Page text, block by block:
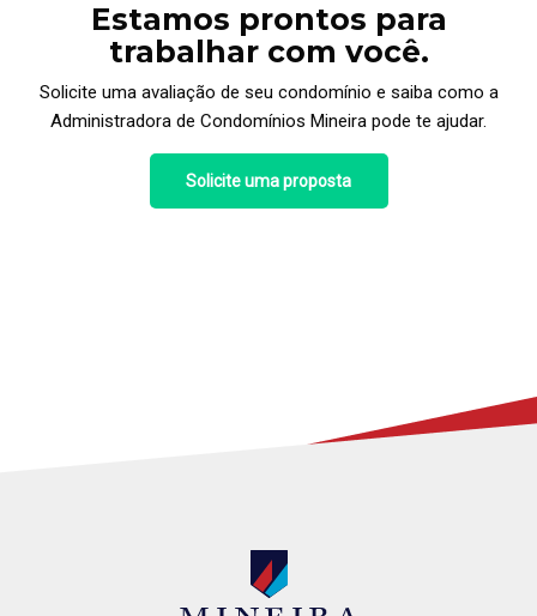
Estamos prontos para
trabalhar com você.
Solicite uma avaliação de seu condomínio e saiba como a
Administradora de Condomínios Mineira pode te ajudar.
Solicite uma proposta
Mineira condomínios